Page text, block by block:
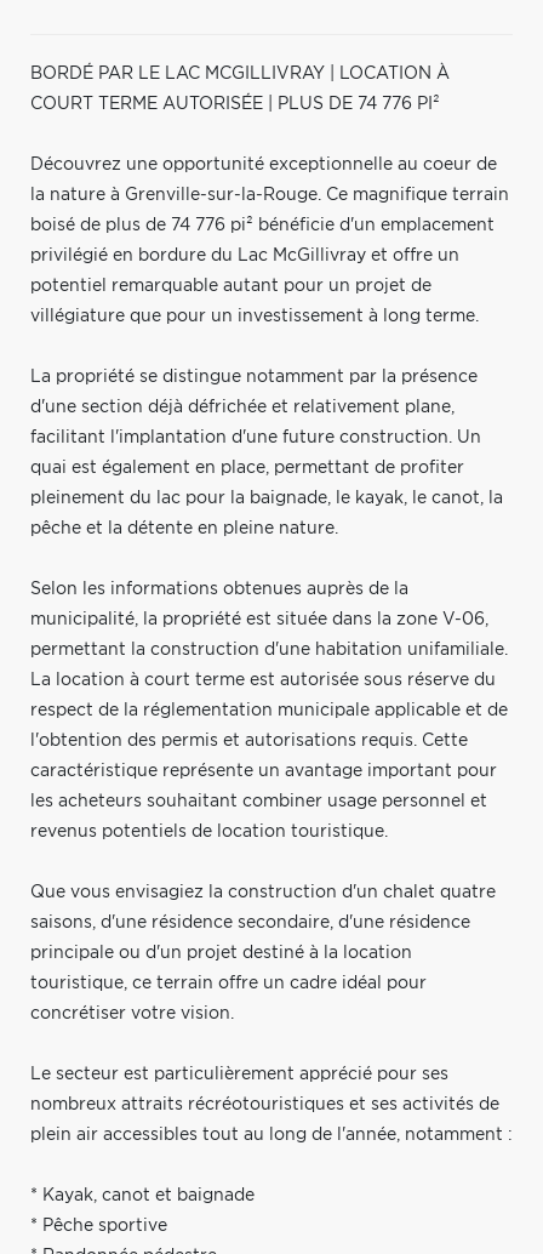
BORDÉ PAR LE LAC MCGILLIVRAY | LOCATION À
COURT TERME AUTORISÉE | PLUS DE 74 776 PI²
Découvrez une opportunité exceptionnelle au coeur de
la nature à Grenville-sur-la-Rouge. Ce magnifique terrain
boisé de plus de 74 776 pi² bénéficie d'un emplacement
privilégié en bordure du Lac McGillivray et offre un
potentiel remarquable autant pour un projet de
villégiature que pour un investissement à long terme.
La propriété se distingue notamment par la présence
d'une section déjà défrichée et relativement plane,
facilitant l'implantation d'une future construction. Un
quai est également en place, permettant de profiter
pleinement du lac pour la baignade, le kayak, le canot, la
pêche et la détente en pleine nature.
Selon les informations obtenues auprès de la
municipalité, la propriété est située dans la zone V-06,
permettant la construction d'une habitation unifamiliale.
La location à court terme est autorisée sous réserve du
respect de la réglementation municipale applicable et de
l'obtention des permis et autorisations requis. Cette
caractéristique représente un avantage important pour
les acheteurs souhaitant combiner usage personnel et
revenus potentiels de location touristique.
Que vous envisagiez la construction d'un chalet quatre
saisons, d'une résidence secondaire, d'une résidence
principale ou d'un projet destiné à la location
touristique, ce terrain offre un cadre idéal pour
concrétiser votre vision.
Le secteur est particulièrement apprécié pour ses
nombreux attraits récréotouristiques et ses activités de
plein air accessibles tout au long de l'année, notamment :
* Kayak, canot et baignade
* Pêche sportive